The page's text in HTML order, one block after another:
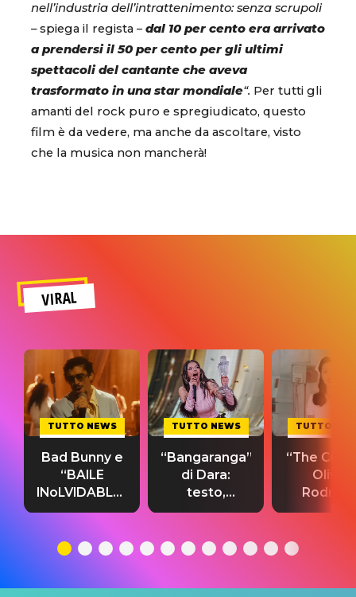
nell’industria dell’intrattenimento: senza scrupoli
–spiega il regista – dal 10 per cento era arrivato
a prendersi il 50 per cento per gli ultimi
spettacoli del cantante che aveva
trasformato in una star mondiale“. Per tutti gli
amanti del rock puro e spregiudicato, questo
film è da vedere, ma anche da ascoltare, visto
che la musica non mancherà!
VIRAL
TUTTO NEWS
Bad Bunny e
“BAILE
INoLVIDABLE”:
testo,
significato
TUTTO NEWS
“Bangaranga”
di Dara:
testo,
traduzione e
del singolo
TUTTO
“The
Olivia
testo,